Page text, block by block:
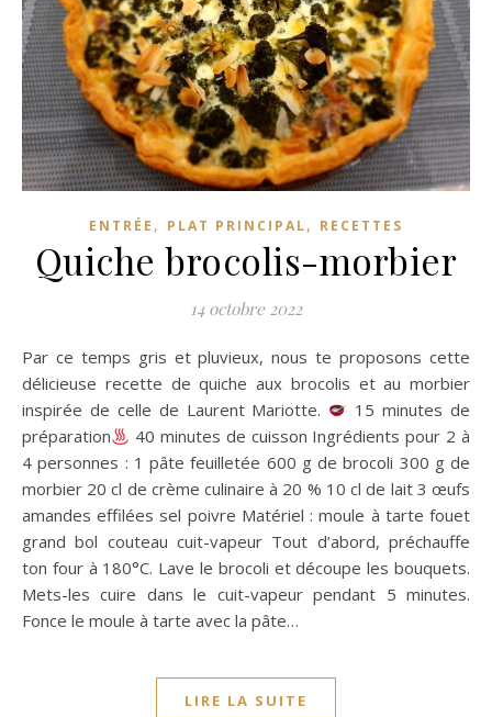
ENTRÉE , PLAT PRINCIPAL, RECETTES
Quiche brocolis-morbier
14 octobre 2022
Par ce temps gris et pluvieux, nous te proposons cette
délicieuse recette de quiche aux brocolis et au morbier
inspirée de celle de Laurent Mariotte.
15 minutes de
préparation
40 minutes de cuisson Ingrédients pour 2 à
4 personnes : 1 pâte feuilletée 600 g de brocoli 300 g de
morbier 20 cl de crème culinaire à 20 % 10 cl de lait 3 œufs
amandes effilées sel poivre Matériel : moule à tarte fouet
grand bol couteau cuit-vapeur Tout d’abord, préchauffe
ton four à 180°C. Lave le brocoli et découpe les bouquets.
Mets-les cuire dans le cuit-vapeur pendant 5 minutes.
Fonce le moule à tarte avec la pâte…
LIRE LA SUITE